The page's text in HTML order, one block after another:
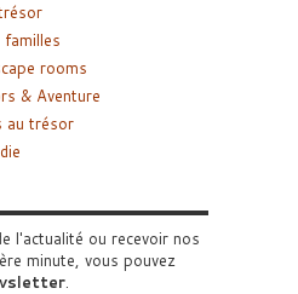
rooms
& Aventure
au trésor
l'actualité ou recevoir nos
minute, vous pouvez
.